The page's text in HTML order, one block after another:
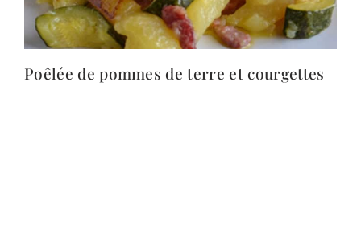
Poêlée de pommes de terre et courgettes